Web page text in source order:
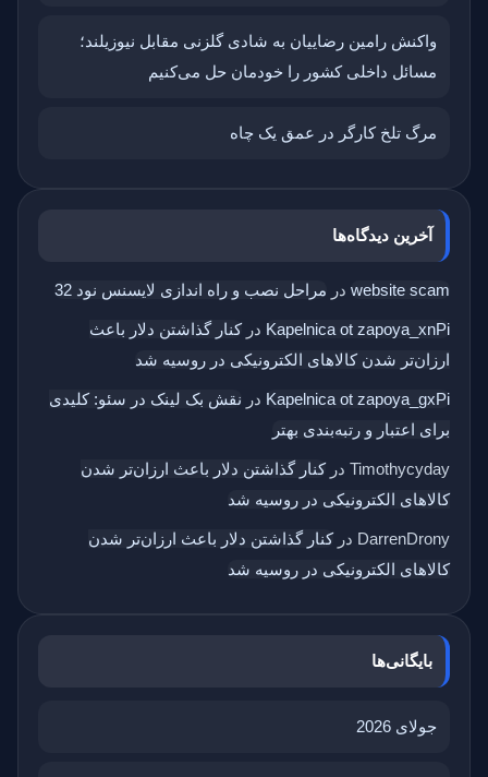
واکنش رامین رضاییان به شادی گلزنی مقابل نیوزیلند؛
مسائل داخلی کشور را خودمان حل می‌کنیم
مرگ تلخ کارگر در عمق یک چاه
آخرین دیدگاه‌ها
website scam در مراحل نصب و راه اندازی لایسنس نود 32
Kapelnica ot zapoya_xnPi درکنار گذاشتن دلار باعث
ارزان‌تر شدن کالاهای الکترونیکی در روسیه شد
Kapelnica ot zapoya_gxPi در نقش بک‌ لینک در سئو: کلیدی
برای اعتبار و رتبه‌بندی بهتر
Timothycyday درکنار گذاشتن دلار باعث ارزان‌تر شدن
کالاهای الکترونیکی در روسیه شد
DarrenDrony درکنار گذاشتن دلار باعث ارزان‌تر شدن
کالاهای الکترونیکی در روسیه شد
بایگانی‌ها
جولای 2026